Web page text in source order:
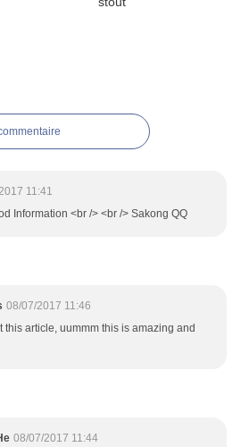
11:41
Information <br /> <br /> Sakong QQ
08/07/2017 11:46
this article, uummm this is amazing and
08/07/2017 11:44